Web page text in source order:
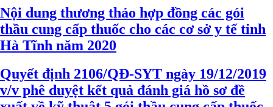
Nội dung thương thảo hợp đồng các gói
thầu cung cấp thuốc cho các cơ sở y tế tỉnh
Hà Tĩnh năm 2020
Quyết định 2106/QĐ-SYT ngày 19/12/2019
v/v phê duyệt kết quả đánh giá hồ sơ đề